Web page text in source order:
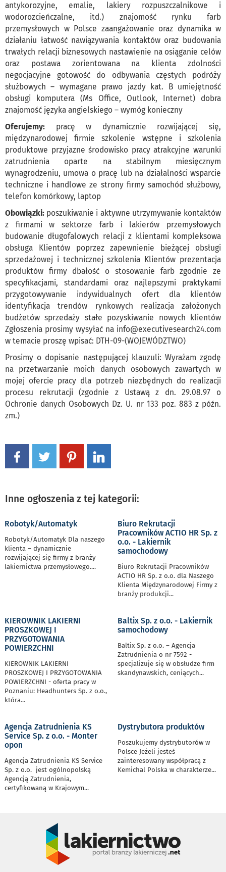
antykorozyjne, emalie, lakiery rozpuszczalnikowe i
wodorozcieńczalne, itd.) znajomość rynku farb
przemysłowych w Polsce zaangażowanie oraz dynamika w
działaniu łatwość nawiązywania kontaktów oraz budowania
trwałych relacji biznesowych nastawienie na osiąganie celów
oraz postawa zorientowana na klienta zdolności
negocjacyjne gotowość do odbywania częstych podróży
służbowych – wymagane prawo jazdy kat. B umiejętność
obsługi komputera (Ms Office, Outlook, Internet) dobra
znajomość języka angielskiego – wymóg konieczny
Oferujemy: pracę w dynamicznie rozwijającej się,
międzynarodowej firmie szkolenie wstępne i szkolenia
produktowe przyjazne środowisko pracy atrakcyjne warunki
zatrudnienia oparte na stabilnym miesięcznym
wynagrodzeniu, umowa o pracę lub na działalności wsparcie
techniczne i handlowe ze strony firmy samochód służbowy,
telefon komórkowy, laptop
Obowiązki: poszukiwanie i aktywne utrzymywanie kontaktów
z firmami w sektorze farb i lakierów przemysłowych
budowanie długofalowych relacji z klientami kompleksowa
obsługa Klientów poprzez zapewnienie bieżącej obsługi
sprzedażowej i technicznej szkolenia Klientów prezentacja
produktów firmy dbałość o stosowanie farb zgodnie ze
specyfikacjami, standardami oraz najlepszymi praktykami
przygotowywanie indywidualnych ofert dla klientów
identyfikacja trendów rynkowych realizacja założonych
budżetów sprzedaży stałe pozyskiwanie nowych klientów
Zgłoszenia prosimy wysyłać na info@executivesearch24.com
w temacie proszę wpisać: DTH-09-(WOJEWÓDZTWO)
Prosimy o dopisanie następującej klauzuli: Wyrażam zgodę
na przetwarzanie moich danych osobowych zawartych w
mojej ofercie pracy dla potrzeb niezbędnych do realizacji
procesu rekrutacji (zgodnie z Ustawą z dn. 29.08.97 o
Ochronie danych Osobowych Dz. U. nr 133 poz. 883 z późn.
zm.)
Inne ogłoszenia z tej kategorii:
Robotyk/Automatyk
Robotyk/Automatyk Dla naszego
klienta – dynamicznie
rozwijającej się firmy z branży
lakiernictwa przemysłowego....
Biuro Rekrutacji
Pracowników ACTIO HR Sp. z
o.o. - Lakiernik
samochodowy
Biuro Rekrutacji Pracowników
ACTIO HR Sp. z o.o. dla Naszego
Klienta Międzynarodowej Firmy z
branży produkcji...
KIEROWNIK LAKIERNI
PROSZKOWEJ I
PRZYGOTOWANIA
POWIERZCHNI
KIEROWNIK LAKIERNI
PROSZKOWEJ I PRZYGOTOWANIA
POWIERZCHNI - oferta pracy w
Poznaniu: Headhunters Sp. z o.o.,
która...
Baltix Sp. z o.o. - Lakiernik
samochodowy
Baltix Sp. z o.o. – Agencja
Zatrudnienia o nr 7592 -
specjalizuje się w obsłudze firm
skandynawskich, ceniących...
Agencja Zatrudnienia KS
Service Sp. z o.o. - Monter
opon
Agencja Zatrudnienia KS Service
Sp. z o.o. jest ogólnopolską
Agencją Zatrudnienia,
certyfikowaną w Krajowym...
Dystrybutora produktów
Poszukujemy dystrybutorów w
Polsce Jeżeli jesteś
zainteresowany współpracą z
Kemichal Polska w charakterze...